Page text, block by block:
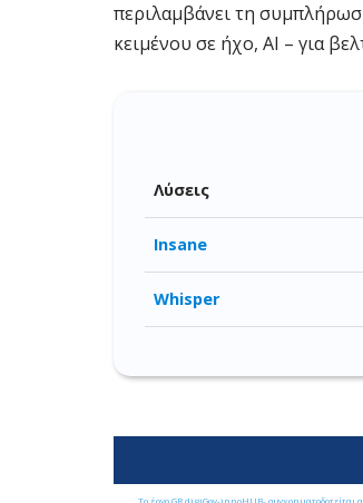
περιλαμβάνει τη
κειμένου σε ήχο, ΑΙ – για
Λύσεις
Insane
Whisper
Το έργο GR digiGov-innoHUB-